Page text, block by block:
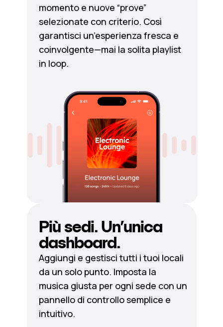
momento e nuove “prove”
selezionate con criterio. Così
garantisci un’esperienza fresca e
coinvolgente—mai la solita playlist
in loop.
Più sedi. Un’unica
dashboard.
Aggiungi e gestisci tutti i tuoi locali
da un solo punto. Imposta la
musica giusta per ogni sede con un
pannello di controllo semplice e
intuitivo.